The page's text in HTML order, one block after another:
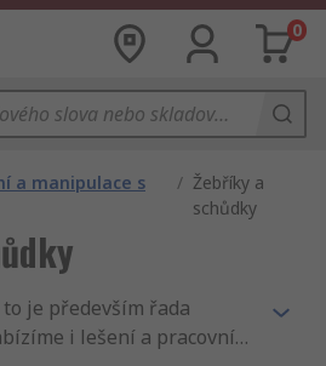
0
a manipulace s
/ Žebříky a
schůdky
je především řada
i lešení a pracovní